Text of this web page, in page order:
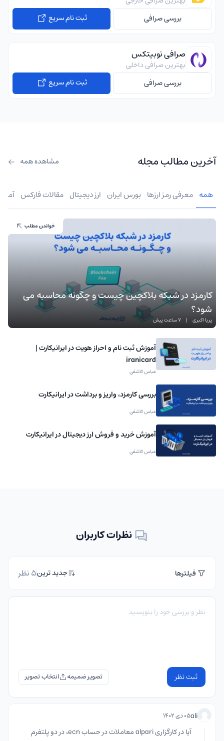
بررسی صرافی
ثبت نام سریع
صرافی نوبیتکس
بهترین صرافی داخلی
بررسی صرافی
ثبت نام سریع
آخرین مطالب مجله مشاهده همه
همه معرفی رمز ارزها بورس ایران ارز دیجیتال مقالات فارکس
کارمزد در شبکه بلاکچین چیست و چگونه محاسبه می
شود؟
پریا اکبری | 7 ساعت پیش
خواندن مطلب
آموزش ثبت نام و احراز هویت در ایرانیکارت |
iranicard
عباس کاشفی
بررسی کارمزد، واریز و برداشت در ایرانیکارت
عباس کاشفی
آموزش خرید و فروش ارز دیجیتال در ایرانیکارت
عباس کاشفی
نظرات کاربران
فیلترها جدید ترین5 نظر
ثبت نظر تصویر ضمیمه
ali۰۵ دی ۱۴۰۲
آیا در کارگزاری alpari معاملات در حساب ecn، در دو پلتفرم